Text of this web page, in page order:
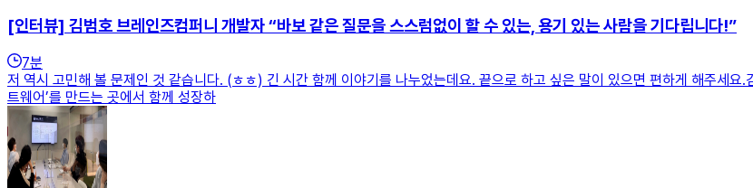
[인터뷰] 김범호 브레인즈컴퍼니 개발자 “바보 같은 질문을 스스럼없이 할 수 있는, 용기 있는 사람을 기다립니다!”
7분
저 역시 고민해 볼 문제인 것 같습니다. (ㅎㅎ) 긴 시간 함께 이야기를 나누었는데요. 끝으로 하고 싶은 말이 있으면 편하게 해주세
트웨어’를 만드는 곳에서 함께 성장하